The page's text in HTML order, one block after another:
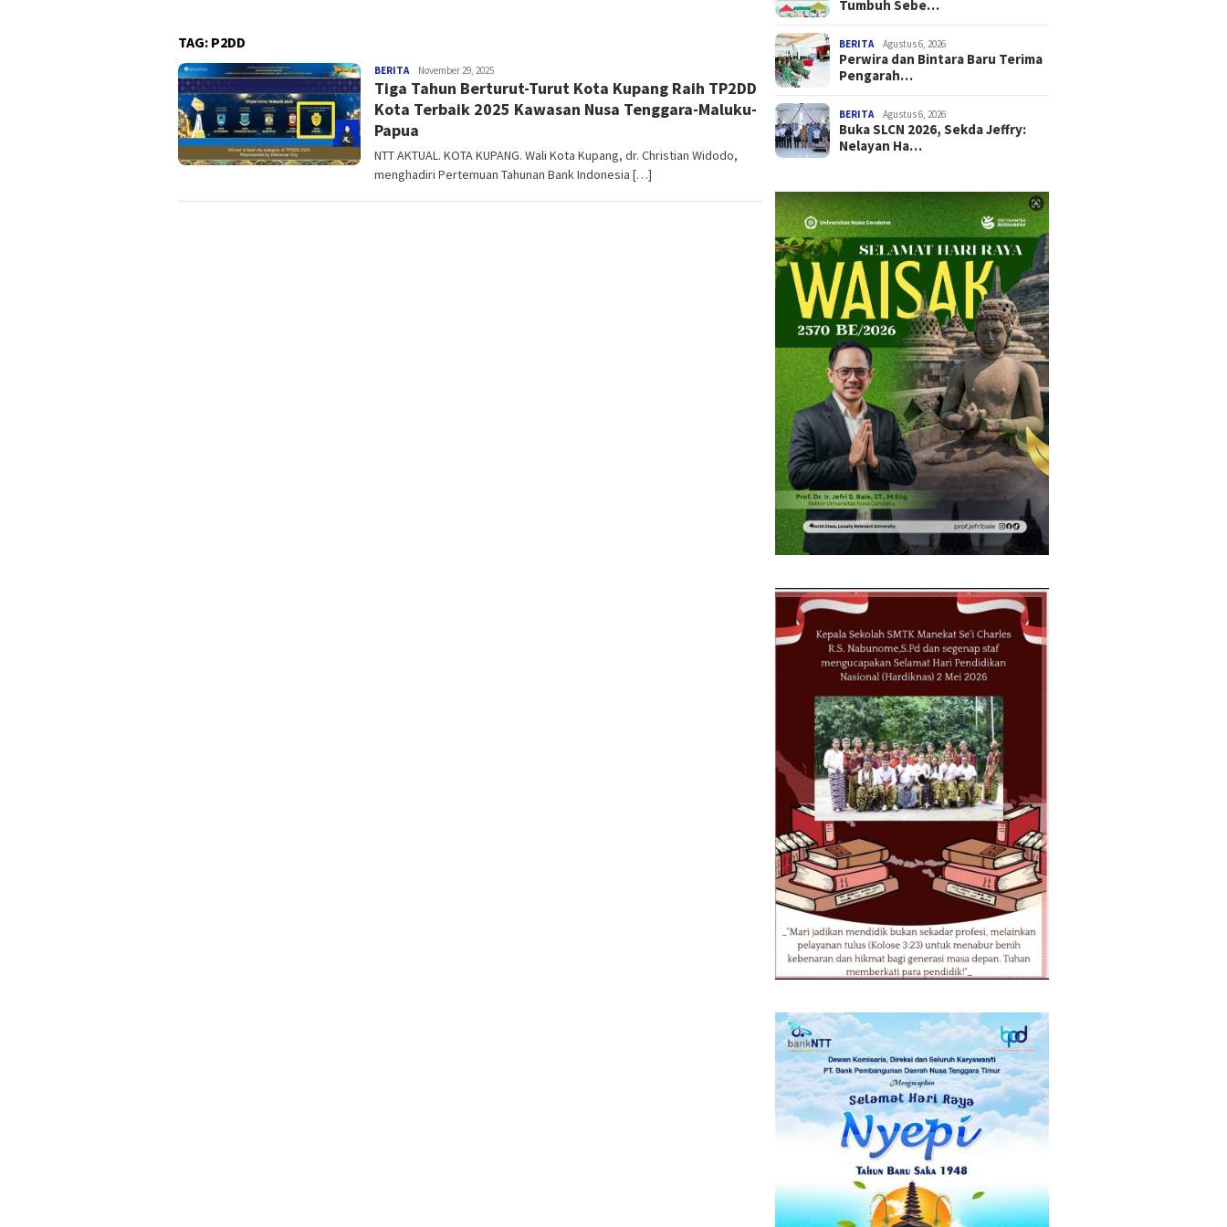
TAG: P2DD
BERITANTT
AKTUAL
November 29, 2025
Tiga Tahun Berturut-Turut Kota Kupang Raih TP2DD
Kota Terbaik 2025 Kawasan Nusa Tenggara-Maluku-
Papua
NTT AKTUAL. KOTA KUPANG. Wali Kota Kupang, dr. Christian Widodo,
menghadiri Pertemuan Tahunan Bank Indonesia […]
Tumbuh Sebe…
BERITA Agustus 6, 2026
Perwira dan Bintara Baru Terima
Pengarah…
BERITA Agustus 6, 2026
Buka SLCN 2026, Sekda Jeffry:
Nelayan Ha…